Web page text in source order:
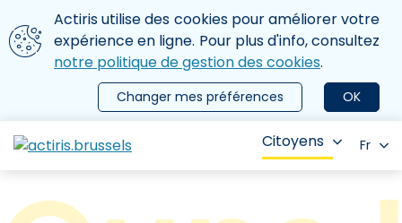
Aller au contenu principal
Nous utilisons des cookies
Actiris utilise des cookies pour améliorer votre
expérience en ligne. Pour plus d'info, consultez
notre politique de gestion des cookies.
OK
Changer mes préférences
le menu
Citoyens Fr